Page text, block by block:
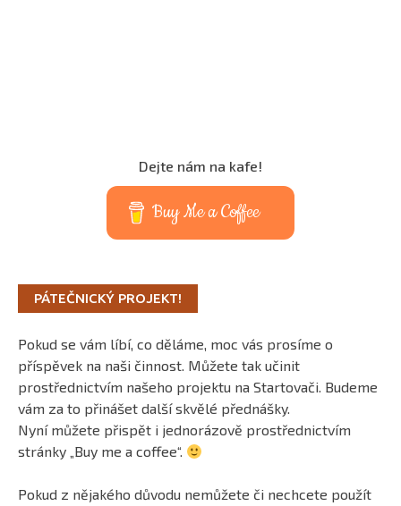
Dejte nám na kafe!
Buy Me a Coffee
PÁTEČNICKÝ PROJEKT!
Pokud se vám líbí, co děláme, moc vás prosíme o
příspěvek na naši činnost. Můžete tak učinit
prostřednictvím našeho projektu na Startovači. Budeme
vám za to přinášet další skvělé přednášky.
Nyní můžete přispět i jednorázově prostřednictvím
stránky „Buy me a coffee“.
Pokud z nějakého důvodu nemůžete či nechcete použít